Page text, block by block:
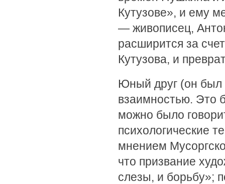
Кутузове», и ему
— живописец,
расширится за
Кутузова, и
Юный друг (он был
взаимностью. Это
можно было
психологические
мнением
что призвание
слезы, и борьбу»;